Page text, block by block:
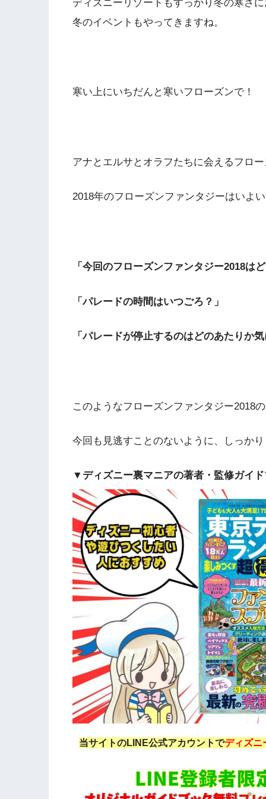
ディズニーリゾートもすっかり冬の寒さ
冬のイベントもやってきますね。
寒い上にいちだんと寒いフローズンで！
アナとエルサとオラフたちに会えるフロ
2018年のフローズンファンタジーはいよ
「今回のフローズンファンタジー2018は
「パレードの時間はいつごろ？」
「パレードが停止するのはどのあたりか
このようなフローズンファンタジー2018
今回も見逃すことのないように、しっか
▼ディズニー裏マニアの著者・監修ガイ
当サイトのLINE公式アカウントでディズニ